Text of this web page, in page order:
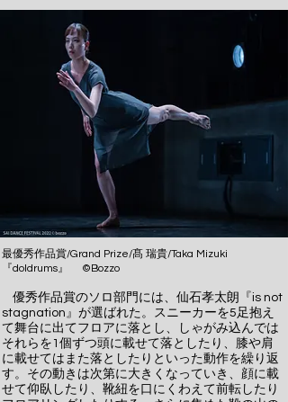
最優秀作品賞/Grand Prize/髙 瑞貴/Taka Mizuki
『doldrums』 ©Bozzo
優秀作品賞のソロ部門には、仙石孝太朗『is not
stagnation』が選ばれた。スニーカーを5足抱え
て舞台に出てフロアに落とし、しゃがみ込んでは
それらを1個ずつ頭に載せて落としたり、膝や肩
に載せてはまた落としたりといった動作を繰り返
す。その動きは次第に大きくなっていき、顔に載
せて仰臥したり、靴紐を口にくわえて前転したり